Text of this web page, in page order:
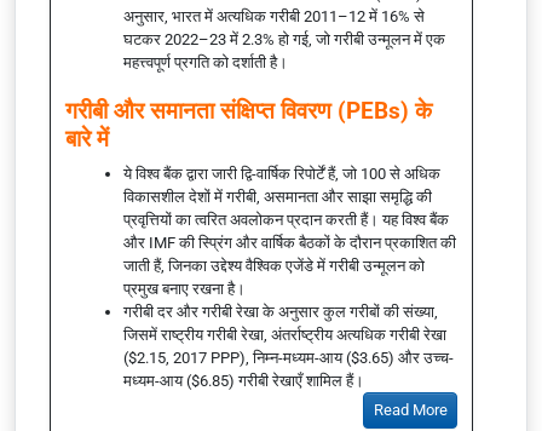
अनुसार, भारत में अत्यधिक गरीबी 2011–12 में 16% से
घटकर 2022–23 में 2.3% हो गई, जो गरीबी उन्मूलन में एक
महत्त्वपूर्ण प्रगति को दर्शाती है।
गरीबी और समानता संक्षिप्त विवरण (PEBs) के
बारे में
ये विश्व बैंक द्वारा जारी द्वि-वार्षिक रिपोर्टें हैं, जो 100 से अधिक
विकासशील देशों में गरीबी, असमानता और साझा समृद्धि की
प्रवृत्तियों का त्वरित अवलोकन प्रदान करती हैं। यह विश्व बैंक
और IMF की स्प्रिंग और वार्षिक बैठकों के दौरान प्रकाशित की
जाती हैं, जिनका उद्देश्य वैश्विक एजेंडे में गरीबी उन्मूलन को
प्रमुख बनाए रखना है।
गरीबी दर और गरीबी रेखा के अनुसार कुल गरीबों की संख्या,
जिसमें राष्ट्रीय गरीबी रेखा, अंतर्राष्ट्रीय अत्यधिक गरीबी रेखा
($2.15, 2017 PPP), निम्न-मध्यम-आय ($3.65) और उच्च-
मध्यम-आय ($6.85) गरीबी रेखाएँ शामिल हैं।
Read More